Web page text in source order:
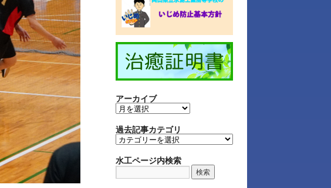
アーカイブ
過去記事カテゴリ
水工ページ内検索